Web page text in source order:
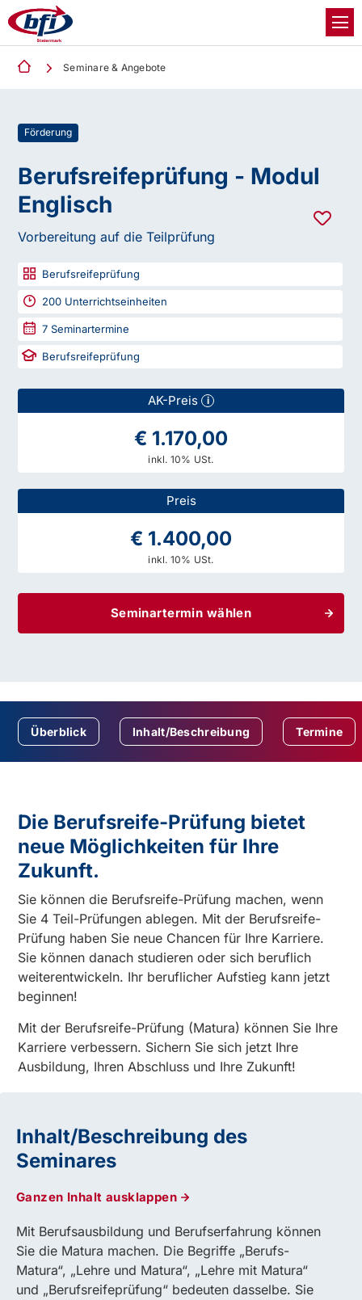
Seminare & Angebote
Förderung
Berufsreifeprüfung - Modul
Englisch
Vorbereitung auf die Teilprüfung
Berufsreifeprüfung
200 Unterrichtseinheiten
7 Seminartermine
Berufsreifeprüfung
AK-Preis i
€ 1.170,00
inkl. 10% USt.
Preis
€ 1.400,00
inkl. 10% USt.
Seminartermin wählen
Überblick Inhalt/Beschreibung Termine
Die Berufsreife-Prüfung bietet
neue Möglichkeiten für Ihre
Zukunft.
Sie können die Berufsreife-Prüfung machen, wenn
Sie 4 Teil-Prüfungen ablegen. Mit der Berufsreife-
Prüfung haben Sie neue Chancen für Ihre Karriere.
Sie können danach studieren oder sich beruflich
weiterentwickeln. Ihr beruflicher Aufstieg kann jetzt
beginnen!
Mit der Berufsreife-Prüfung (Matura) können Sie Ihre
Karriere verbessern. Sichern Sie sich jetzt Ihre
Ausbildung, Ihren Abschluss und Ihre Zukunft!
Inhalt/Beschreibung des
Seminares
Ganzen Inhalt ausklappen
Mit Berufsausbildung und Berufserfahrung können
Sie die Matura machen. Die Begriffe „Berufs-
Matura“, „Lehre und Matura“, „Lehre mit Matura“
und „Berufsreifeprüfung“ bedeuten dasselbe. Sie